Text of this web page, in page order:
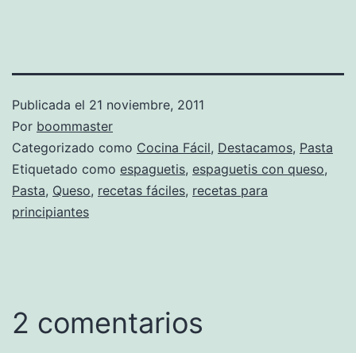
Publicada el 21 noviembre, 2011
Por boommaster
Categorizado como Cocina Fácil, Destacamos, Pasta
Etiquetado como espaguetis, espaguetis con queso,
Pasta, Queso, recetas fáciles, recetas para
principiantes
2 comentarios